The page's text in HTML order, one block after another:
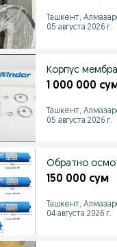
Ташкент,
05 августа 2026 г.
1 000 000
Ташкент,
05 августа 2026 г.
Обратно
150 000 сум
Ташкент,
04 августа 2026 г.